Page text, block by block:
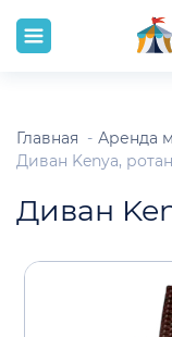
Главная Аренда
Диван Kenya,
Диван